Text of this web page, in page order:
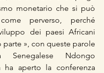
monetario che si può
perverso, perché
dei paesi Africani
parte », con queste parole
Senegalese Ndongo
ha aperto la conferenza